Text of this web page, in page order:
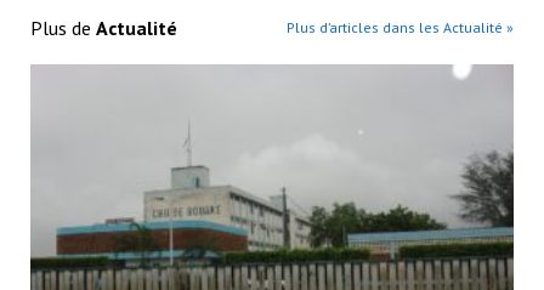
Plus de Actualité Plus d’articles dans les Actualité »